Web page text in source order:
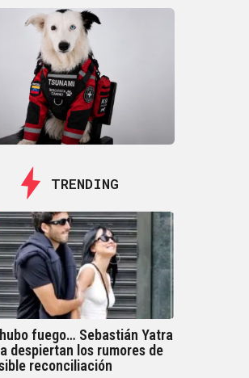
TRENDING
fuego… Sebastián Yatra
despiertan los rumores de
reconciliación